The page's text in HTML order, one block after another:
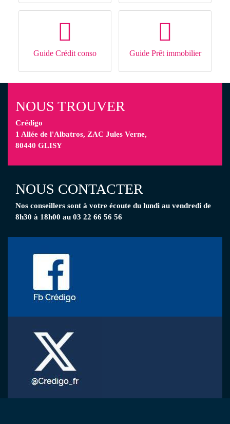
Guide Crédit conso Guide Prêt immobilier
NOUS TROUVER
Crédigo
1 Allée de l'Albatros, ZAC Jules Verne,
80440 GLISY
NOUS CONTACTER
Nos conseillers sont à votre écoute du lundi au vendredi de
8h30 à 18h00 au 03 22 66 56 56